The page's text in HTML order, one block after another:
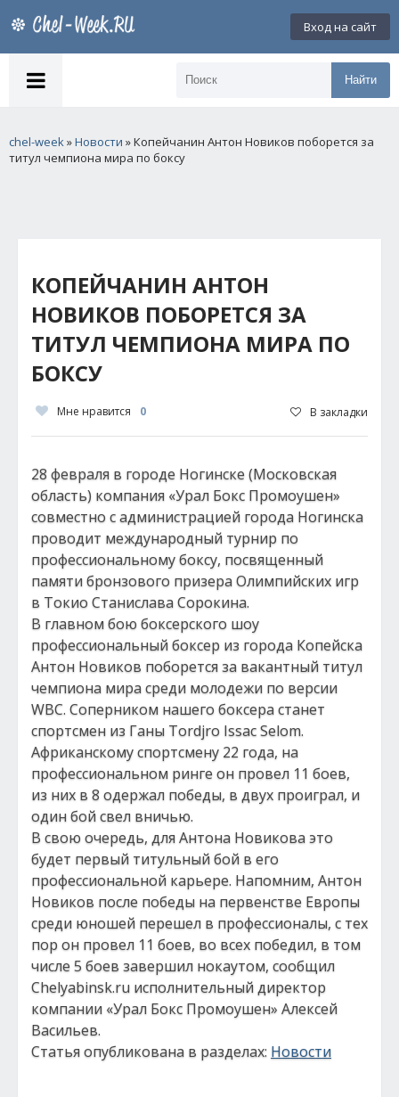
Вход на сайт
Найти
chel-week»Новости » Копейчанин Антон Новиков поборется за
титул чемпиона мира по боксу
КОПЕЙЧАНИН АНТОН
НОВИКОВ ПОБОРЕТСЯ ЗА
ТИТУЛ ЧЕМПИОНА МИРА ПО
БОКСУ
Мне нравится 0 В закладки
28 февраля в городе Ногинске (Московская
область) компания «Урал Бокс Промоушен»
совместно с администрацией города Ногинска
проводит международный турнир по
профессиональному боксу, посвященный
памяти бронзового призера Олимпийских игр
в Токио Станислава Сорокина.
В главном бою боксерского шоу
профессиональный боксер из города Копейска
Антон Новиков поборется за вакантный титул
чемпиона мира среди молодежи по версии
WBC. Соперником нашего боксера станет
спортсмен из Ганы Tordjro Issac Selom.
Африканскому спортсмену 22 года, на
профессиональном ринге он провел 11 боев,
из них в 8 одержал победы, в двух проиграл, и
один бой свел вничью.
В свою очередь, для Антона Новикова это
будет первый титульный бой в его
профессиональной карьере. Напомним, Антон
Новиков после победы на первенстве Европы
среди юношей перешел в профессионалы, с тех
пор он провел 11 боев, во всех победил, в том
числе 5 боев завершил нокаутом, сообщил
Chelyabinsk.ru исполнительный директор
компании «Урал Бокс Промоушен» Алексей
Васильев.
Статья опубликована в разделах: Новости